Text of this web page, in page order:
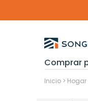
Comprar
Inicio > Hogar